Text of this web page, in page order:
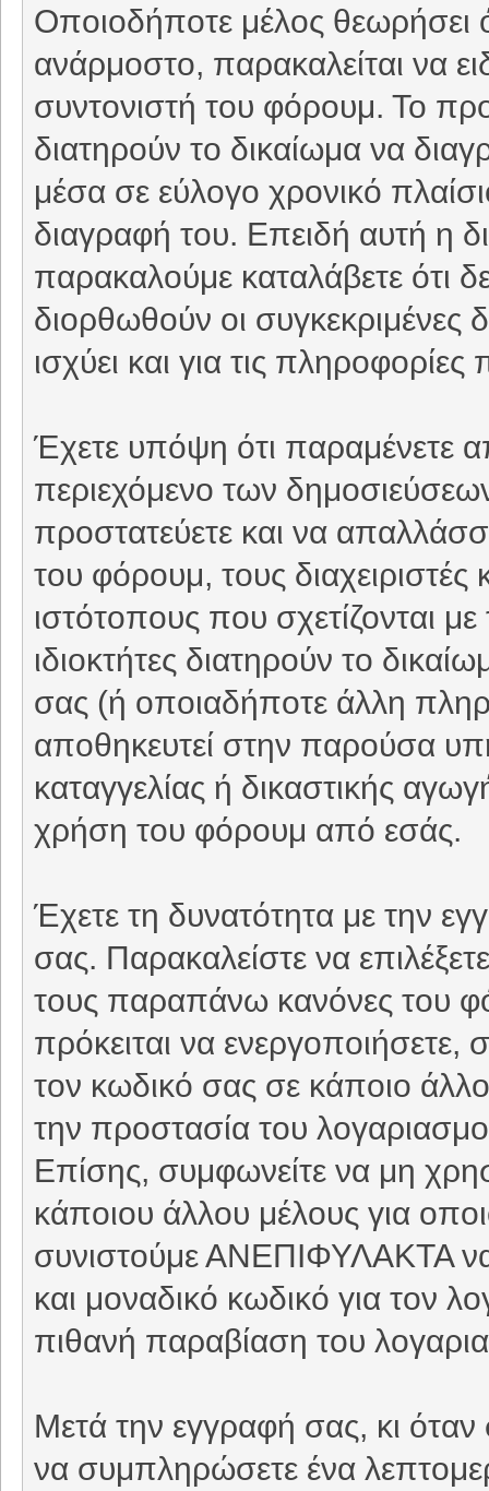
Οποιοδήποτε μέλος θεωρήσει
ανάρμοστο, παρακαλείται να
συντονιστή του φόρουμ. Το
διατηρούν το δικαίωμα να
μέσα σε εύλογο χρονικό
διαγραφή του. Επειδή αυτή η
παρακαλούμε καταλάβετε ότι
διορθωθούν οι συγκεκριμένες
ισχύει και για τις
Έχετε υπόψη ότι παραμένετε
περιεχόμενο των
προστατεύετε και να
του φόρουμ, τους διαχειριστές
ιστότοπους που σχετίζονται
ιδιοκτήτες διατηρούν το
σας (ή οποιαδήποτε άλλη
αποθηκευτεί στην παρούσα
καταγγελίας ή δικαστικής
χρήση του φόρουμ από εσάς.
Έχετε τη δυνατότητα με την
σας. Παρακαλείστε να
τους παραπάνω κανόνες του
πρόκειται να
τον κωδικό σας σε κάποιο
την προστασία του
Επίσης, συμφωνείτε να μη
κάποιου άλλου μέλους για
συνιστούμε ΑΝΕΠΙΦΥΛΑΚΤΑ
και μοναδικό κωδικό για τον
πιθανή παραβίαση του
Μετά την εγγραφή σας, κι
να συμπληρώσετε ένα